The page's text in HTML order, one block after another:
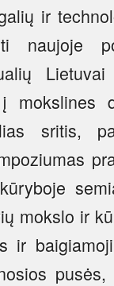
ir
mokslines
sritis,
mokslo ir
ir